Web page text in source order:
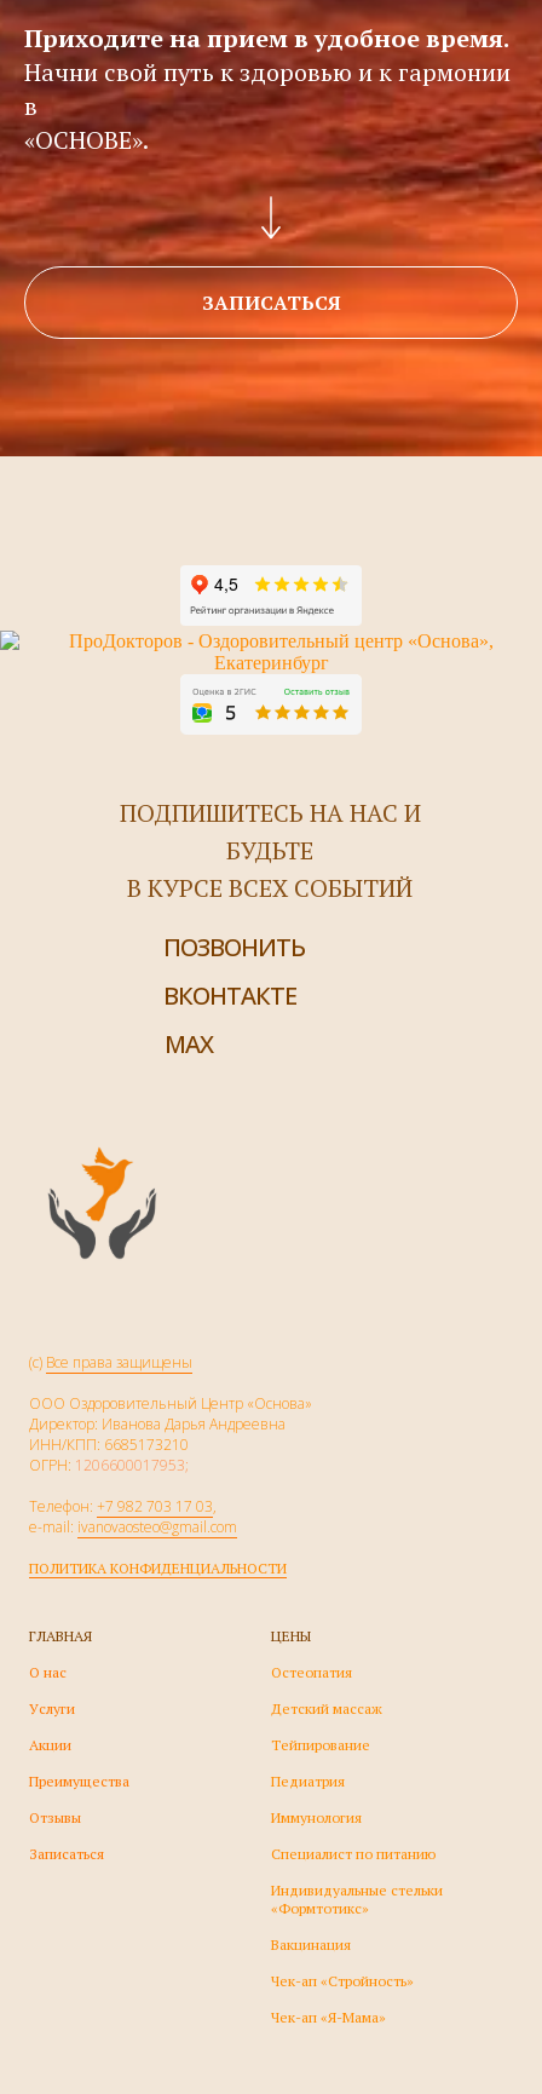
Приходите на прием в удобное время.
Начни свой путь к здоровью и к гармонии
в
«ОСНОВЕ».
ЗАПИСАТЬСЯ
ПОДПИШИТЕСЬ НА НАС И
БУДЬТЕ
В КУРСЕ ВСЕХ СОБЫТИЙ
ПОЗВОНИТЬ
MAX
ВКОНТАКТЕ
(c) Все права защищены
ООО Оздоровительный Центр «Основа»
Директор: Иванова Дарья Андреевна
ИНН/КПП: 6685173210
ОГРН: 1206600017953;
Телефон: +7 982 703 17 03,
e-mail: ivanovaosteo@gmail.com
ПОЛИТИКА КОНФИДЕНЦИАЛЬНОСТИ
ГЛАВНАЯ
О нас
Услуги
Акции
Преимущества
Отзывы
Записаться
ЦЕНЫ
Остеопатия
Детский массаж
Тейпирование
Педиатрия
Иммунология
Специалист по питанию
Индивидуальные стельки
«‎Формтотикс»
Вакцинация
Чек-ап «Стройность»
Чек-ап «Я-Мама»